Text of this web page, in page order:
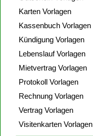
Karten Vorlagen
Kassenbuch Vorlagen
Kündigung Vorlagen
Lebenslauf Vorlagen
Mietvertrag Vorlagen
Protokoll Vorlagen
Rechnung Vorlagen
Vertrag Vorlagen
Visitenkarten Vorlagen